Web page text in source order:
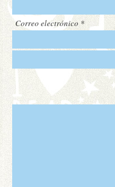
Correo electrónico *